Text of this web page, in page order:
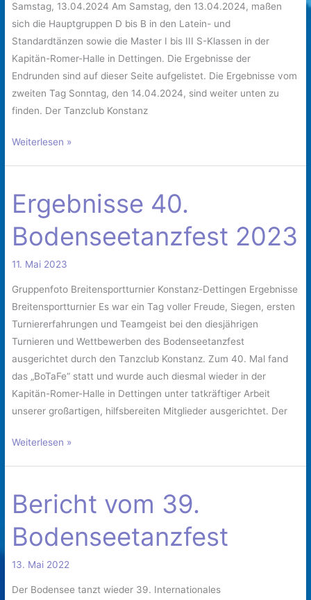
Samstag, 13.04.2024 Am Samstag, den 13.04.2024, maßen
sich die Hauptgruppen D bis B in den Latein- und
Standardtänzen sowie die Master I bis III S-Klassen in der
Kapitän-Romer-Halle in Dettingen. Die Ergebnisse der
Endrunden sind auf dieser Seite aufgelistet. Die Ergebnisse vom
zweiten Tag Sonntag, den 14.04.2024, sind weiter unten zu
finden. Der Tanzclub Konstanz
Weiterlesen »
Ergebnisse 40.
Bodenseetanzfest 2023
11. Mai 2023
Gruppenfoto Breitensportturnier Konstanz-Dettingen Ergebnisse
Breitensportturnier Es war ein Tag voller Freude, Siegen, ersten
Turniererfahrungen und Teamgeist bei den diesjährigen
Turnieren und Wettbewerben des Bodenseetanzfest
ausgerichtet durch den Tanzclub Konstanz. Zum 40. Mal fand
das „BoTaFe“ statt und wurde auch diesmal wieder in der
Kapitän-Romer-Halle in Dettingen unter tatkräftiger Arbeit
unserer großartigen, hilfsbereiten Mitglieder ausgerichtet. Der
Ergebnisse
40.
Bodenseetanzfest
2023
Weiterlesen »
Bericht vom 39.
Bodenseetanzfest
13. Mai 2022
Der Bodensee tanzt wieder 39. Internationales
Bericht
vom
39.
Bodenseetanzfest